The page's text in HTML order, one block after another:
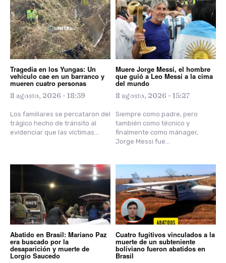
Tragedia en los Yungas: Un
vehículo cae en un barranco y
mueren cuatro personas
8 agosto, 2026 - 18:39
Los familiares se percataron del
trágico hecho de tránsito al
evidenciar que las víctimas...
Muere Jorge Messi, el ​hombre
que guió a Leo Messi a la cima
del mundo
8 agosto, 2026 - 15:27
Siempre como padre, pero
también como técnico y
finalmente como mánager,
Jorge Messi fue...
Abatido en Brasil: Mariano Paz
era buscado por la
desaparición y muerte de
Lorgio Saucedo
Cuatro fugitivos vinculados a la
muerte de un subteniente
boliviano fueron abatidos en
Brasil